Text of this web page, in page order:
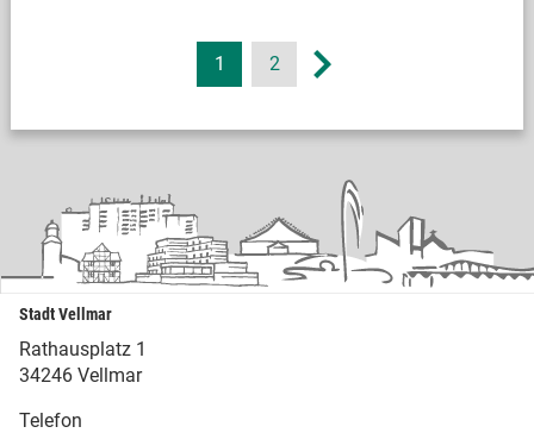
1 2
Stadt Vellmar
Rathausplatz 1
34246 Vellmar
Telefon